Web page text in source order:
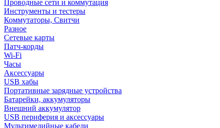
Проводные сети и коммутация
Инструменты и тестеры
Коммутаторы, Свитчи
Разное
Сетевые карты
Патч-корды
Wi-Fi
Часы
Аксессуары
USB хабы
Портативные зарядные устройства
Батарейки, аккумуляторы
Внешний аккумулятор
USB периферия и аксессуары
Мультимедийные кабели